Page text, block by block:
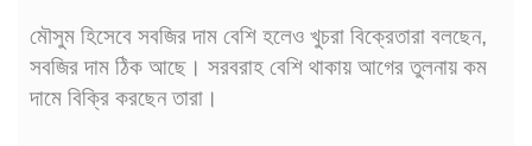
মৌসুম হিসেবে সবজির দাম বেশি হলেও খুচরা বিক্রেতারা বলছেন,
সবজির দাম ঠিক আছে। সরবরাহ বেশি থাকায় আগের তুলনায় কম
দামে বিক্রি করছেন তারা।